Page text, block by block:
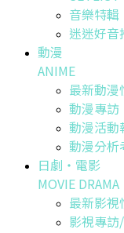
音樂特輯
迷迷好音
動漫
ANIME
最新動漫
動漫專訪
動漫活動
動漫分析
日劇・電影
MOVIE DRAMA
最新影視
影視專